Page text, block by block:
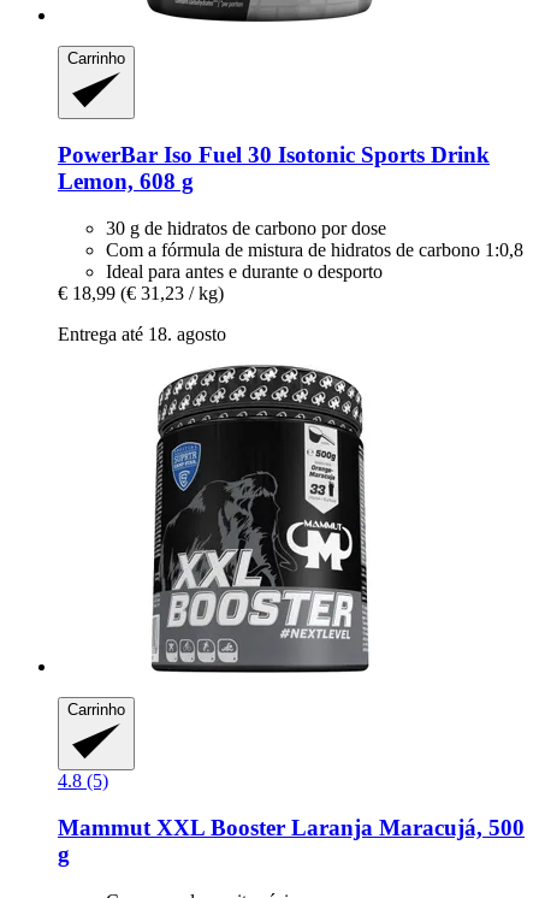
Carrinho
PowerBar Iso Fuel 30 Isotonic Sports Drink
Lemon, 608 g
30 g de hidratos de carbono por dose
Com a fórmula de mistura de hidratos de carbono 1:0,8
Ideal para antes e durante o desporto
€ 18,99 (€ 31,23 / kg)
Entrega até 18. agosto
Carrinho
4.8 (5)
Mammut XXL Booster Laranja Maracujá, 500
g